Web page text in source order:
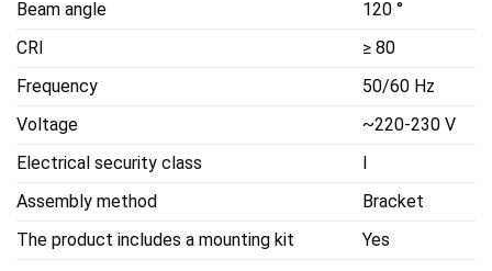
Beam angle
120 °
CRI
≥ 80
Frequency
50/60 Hz
Voltage
~220-230 V
Electrical security class
I
Assembly method
Bracket
The product includes a mounting kit
Yes